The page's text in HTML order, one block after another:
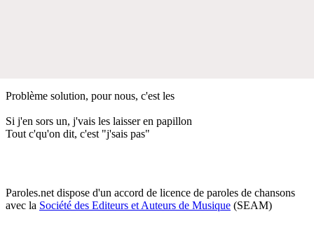
Problème solution, pour nous, c'est les
Si j'en sors un, j'vais les laisser en papillon
Tout c'qu'on dit, c'est "j'sais pas"
Paroles.net dispose d'un accord de licence de paroles de chansons
avec la Société des Editeurs et Auteurs de Musique (SEAM)